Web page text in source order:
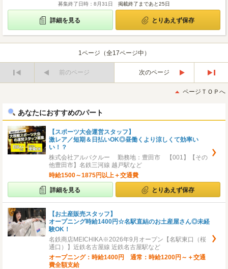
募集終了日時：8月31日 掲載終了まであと25日
詳細を見る とりあえず保存
1ページ（全17ページ中）
前のページ
次のページ
後
ページＴＯＰへ
あなたにおすすめのパート
【スポーツ大会運営スタッフ】
激レア／短期＆日払いOK◎昼働くより涼しくて効率い
い！？
株式会社アルバクルー 勤務地：豊田市 【001】【その
他豊田市】名鉄三河線 越戸駅など
時給1500～1875円以上＋交通費
詳細を見る とりあえず保存
【お土産販売スタッフ】
オープニング時給1400円☆名駅直結のお土産屋さん◎未経
験OK！
名鉄商店MEICHIKA※2026年9月オープン【名駅東口（桜
通口）】近鉄名古屋線 近鉄名古屋駅など
オープニング：時給1400円 通常：時給1200円～＋交通
費全額支給